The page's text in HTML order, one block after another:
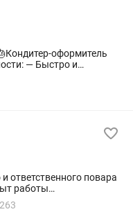
и индивидуальные
ответственного повара
работы
готовы обучать!
и...